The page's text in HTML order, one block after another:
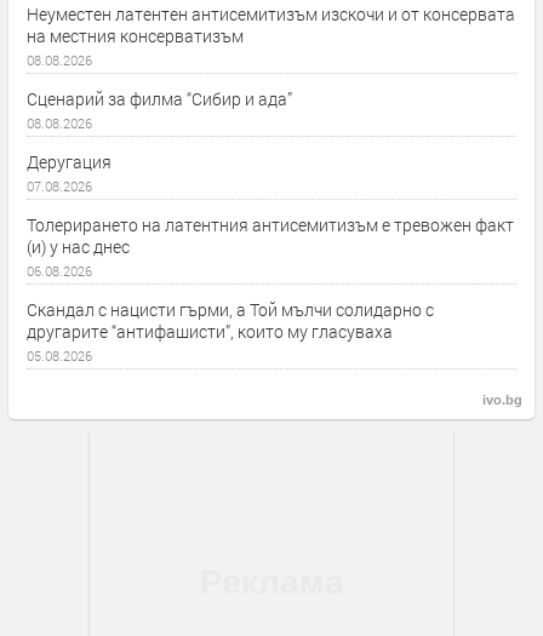
Неуместен латентен антисемитизъм изскочи и от консервата
на местния консерватизъм
08.08.2026
Сценарий за филма “Сибир и ада”
08.08.2026
Деругация
07.08.2026
Толерирането на латентния антисемитизъм е тревожен факт
(и) у нас днес
06.08.2026
Скандал с нацисти гърми, а Той мълчи солидарно с
другарите “антифашисти”, които му гласуваха
05.08.2026
ivo.bg